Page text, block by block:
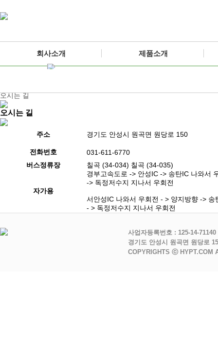
회사소개 제품소개
FRESH & CLEAN LIFE PARTNER.
오시는 길
오시는 길
주소 경기도 안성시 원곡면 원당로 150
전화번호
031-611-6770
버스정류장
칠곡 (34-034) 칠곡 (34-035)
자가용
경부고속도로 -> 안성IC -> 송탄IC 나와서
-> 독정저수지 지나서 우회전
서안성IC 나와서 우회전 - > 양지방향 ->
- > 독정저수지 지나서 우회전
사업자등록번호 : 125-14-
경기도 안성시 원곡면 원당로
COPYRIGHTS ⓒ HYPT.COM